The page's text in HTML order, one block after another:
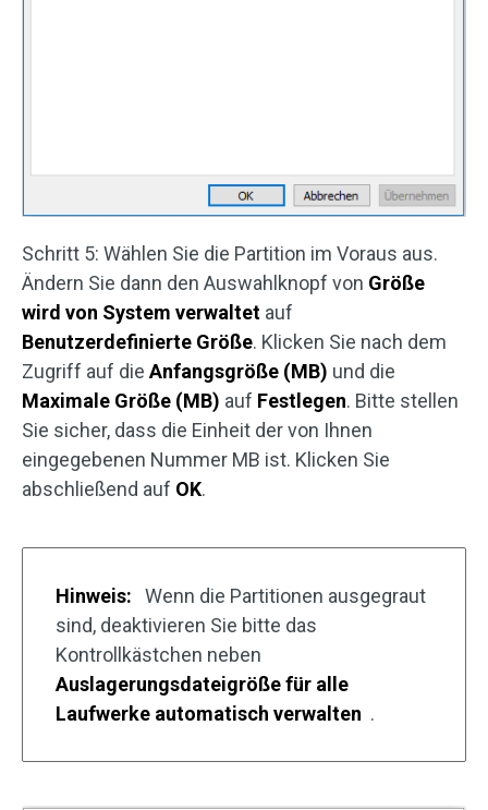
Schritt 5: Wählen Sie die Partition im Voraus aus.
Ändern Sie dann den Auswahlknopf von Größe
wird von System verwaltet auf
Benutzerdefinierte Größe. Klicken Sie nach dem
Zugriff auf die Anfangsgröße (MB) und die
Maximale Größe (MB) auf Festlegen. Bitte stellen
Sie sicher, dass die Einheit der von Ihnen
eingegebenen Nummer MB ist. Klicken Sie
abschließend auf OK.
Hinweis:
Wenn die Partitionen ausgegraut
sind, deaktivieren Sie bitte das
Kontrollkästchen neben
Auslagerungsdateigröße für alle
Laufwerke automatisch verwalten .